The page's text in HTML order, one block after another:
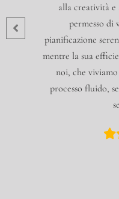
alla creatività e
permesso di
pianificazione
mentre la sua
noi, che
processo fluido,